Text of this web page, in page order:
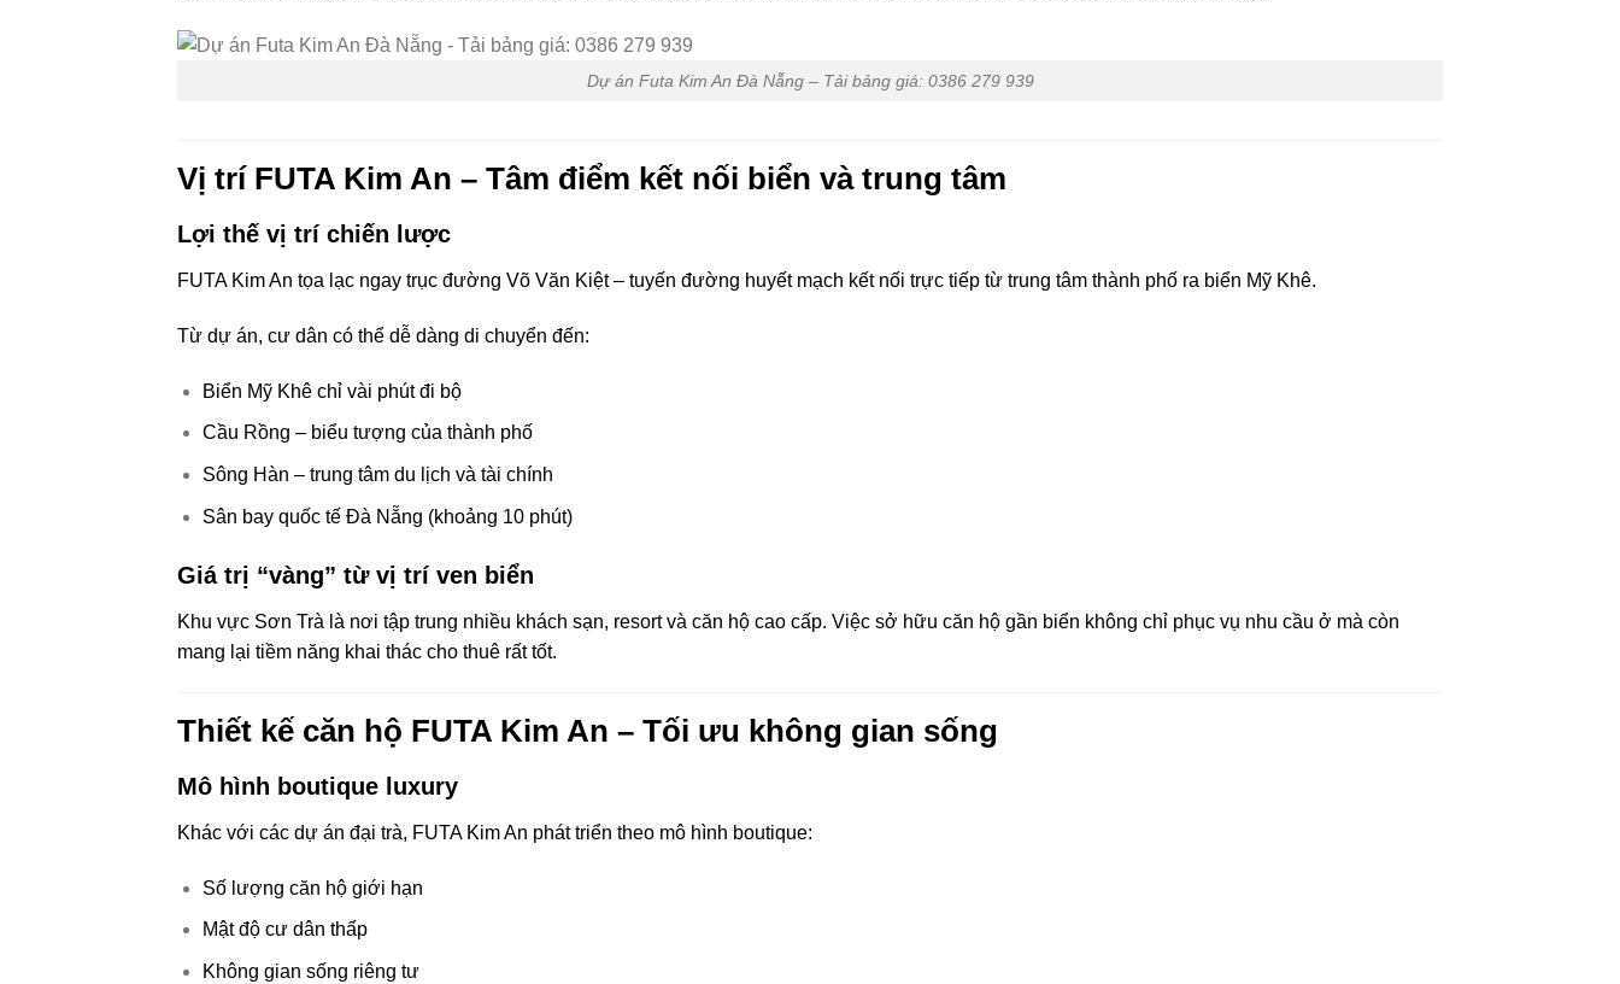
Dự án Futa Kim An Đà Nẵng – Tải bảng giá: 0386 279 939
Vị trí FUTA Kim An – Tâm điểm kết nối biển và trung tâm
Lợi thế vị trí chiến lược
FUTA Kim An tọa lạc ngay trục đường Võ Văn Kiệt – tuyến đường huyết mạch kết nối trực tiếp từ trung tâm thành phố ra biển Mỹ Khê.
Từ dự án, cư dân có thể dễ dàng di chuyển đến:
Biển Mỹ Khê chỉ vài phút đi bộ
Cầu Rồng – biểu tượng của thành phố
Sông Hàn – trung tâm du lịch và tài chính
Sân bay quốc tế Đà Nẵng (khoảng 10 phút)
Giá trị “vàng” từ vị trí ven biển
Khu vực Sơn Trà là nơi tập trung nhiều khách sạn, resort và căn hộ cao cấp. Việc sở hữu căn hộ gần biển không chỉ phục vụ nhu cầu ở mà còn
mang lại tiềm năng khai thác cho thuê rất tốt.
Thiết kế căn hộ FUTA Kim An – Tối ưu không gian sống
Mô hình boutique luxury
Khác với các dự án đại trà, FUTA Kim An phát triển theo mô hình boutique:
Số lượng căn hộ giới hạn
Mật độ cư dân thấp
Không gian sống riêng tư